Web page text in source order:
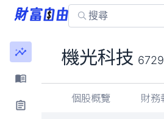
機光科技 6729
個股概覽 財務